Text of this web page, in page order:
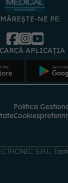
NE PE:
APLICAȚIA
Politica
Cookies
S.R.L.